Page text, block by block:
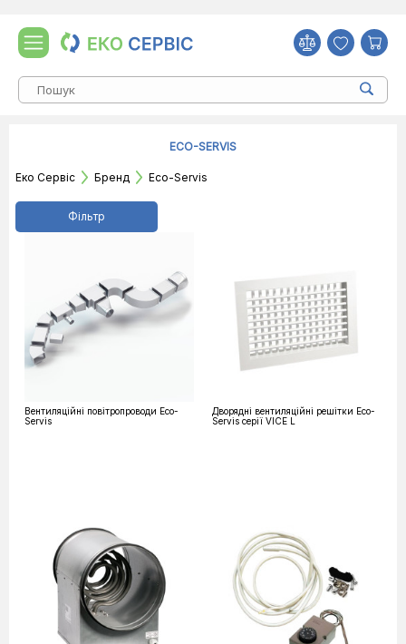
ECO-SERVIS
Еко Сервіс Бренд Eco-Servis
Фільтр
Вентиляційні повітропроводи Eco-
Servis
Дворядні вентиляційні решітки Eco-
Servis серії VICE L